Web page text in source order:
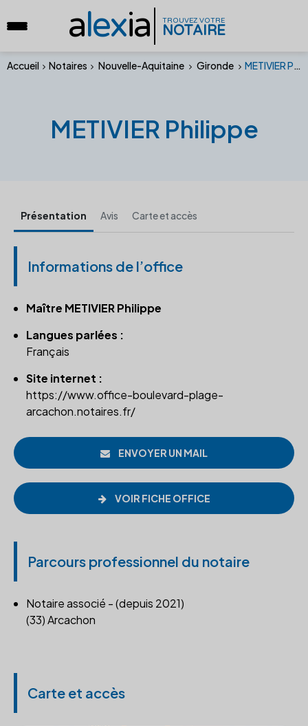
alexia TROUVEZ VOTRE
NOTAIRE
Accueil Notaires Nouvelle-Aquitaine Gironde METIVIER Philippe
METIVIER Philippe
Présentation Avis Carte et accès
Informations de l’office
Maître METIVIER Philippe
Langues parlées :
Français
Site internet :
https://www.office-boulevard-plage-
arcachon.notaires.fr/
ENVOYER UN MAIL
VOIR FICHE OFFICE
Parcours professionnel du notaire
Notaire associé - (depuis 2021)
(33) Arcachon
Carte et accès